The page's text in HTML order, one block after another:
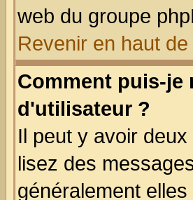
web du groupe
Revenir en haut de
Comment puis-je
d'utilisateur ?
Il peut y avoir
lisez des
généralement